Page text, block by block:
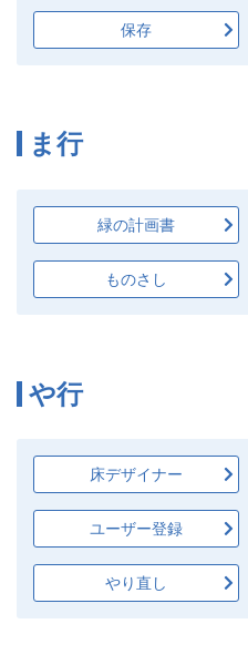
保存
ま行
緑の計画書
ものさし
や行
床デザイナー
ユーザー登録
やり直し